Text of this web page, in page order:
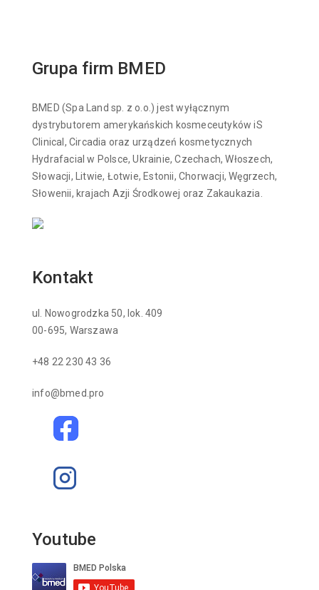
Grupa firm BMED
BMED (Spa Land sp. z o.o.) jest wyłącznym
dystrybutorem amerykańskich kosmeceutyków iS
Clinical, Circadia oraz urządzeń kosmetycznych
Hydrafacial w Polsce, Ukrainie, Czechach, Włoszech,
Słowacji, Litwie, Łotwie, Estonii, Chorwacji, Węgrzech,
Słowenii, krajach Azji Środkowej oraz Zakaukazia.
Kontakt
ul. Nowogrodzka 50, lok. 409
00-695, Warszawa
+48 22 230 43 36
info@bmed.pro
Youtube